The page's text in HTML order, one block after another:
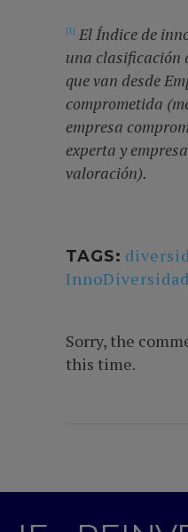
[1] El Índice de
una clasificación
que van desde
comprometida
empresa
experta y
valoración).
TAGS:
InnoDiversidad
Sorry, the
this time.